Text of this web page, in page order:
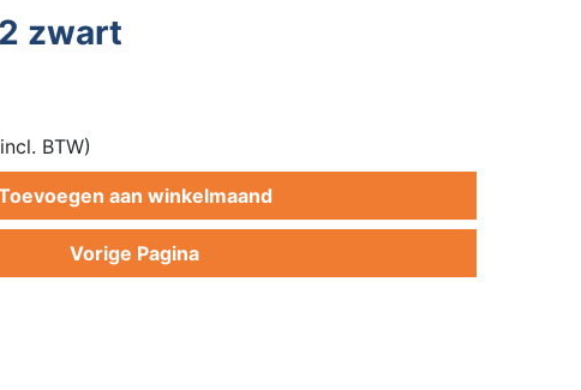
zwart
BTW)
aan winkelmaand
Vorige Pagina